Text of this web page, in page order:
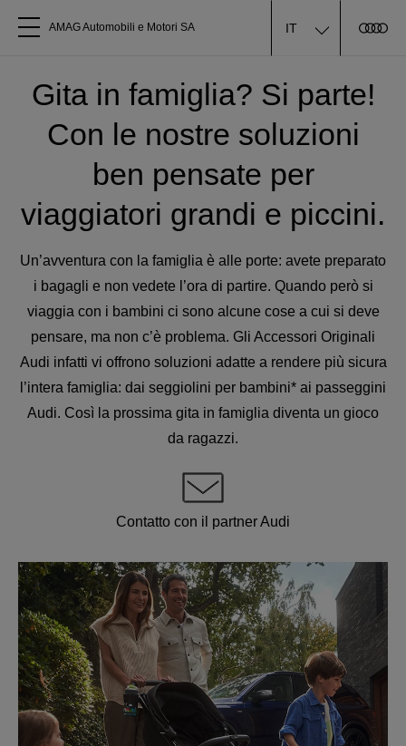
Tutti i modelli
Chi siamo
Clienti commerciali
AMAG Automobili e Motori SA IT
Gita in famiglia? Si parte!
Con le nostre soluzioni
ben pensate per
viaggiatori grandi e piccini.
Un’avventura con la famiglia è alle porte: avete preparato
i bagagli e non vedete l’ora di partire. Quando però si
viaggia con i bambini ci sono alcune cose a cui si deve
pensare, ma non c’è problema. Gli Accessori Originali
Audi infatti vi offrono soluzioni adatte a rendere più sicura
l’intera famiglia: dai seggiolini per bambini* ai passeggini
Audi. Così la prossima gita in famiglia diventa un gioco
da ragazzi.
Contatto con il partner Audi